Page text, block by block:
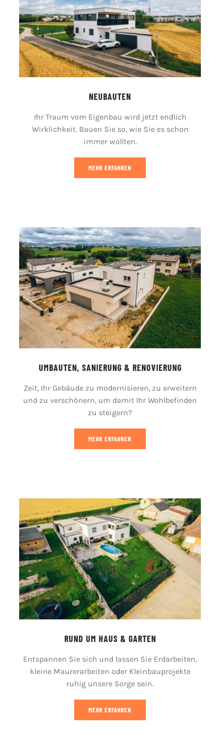
NEUBAUTEN
Ihr Traum vom Eigenbau wird jetzt endlich
Wirklichkeit. Bauen Sie so, wie Sie es schon
immer wollten.
MEHR ERFAHREN
UMBAUTEN, SANIERUNG & RENOVIERUNG
Zeit, Ihr Gebäude zu modernisieren, zu erweitern
und zu verschönern, um damit Ihr Wohlbefinden
zu steigern?
MEHR ERFAHREN
RUND UM HAUS & GARTEN
Entspannen Sie sich und lassen Sie Erdarbeiten,
kleine Maurerarbeiten oder Kleinbauprojekte
ruhig unsere Sorge sein.
MEHR ERFAHREN